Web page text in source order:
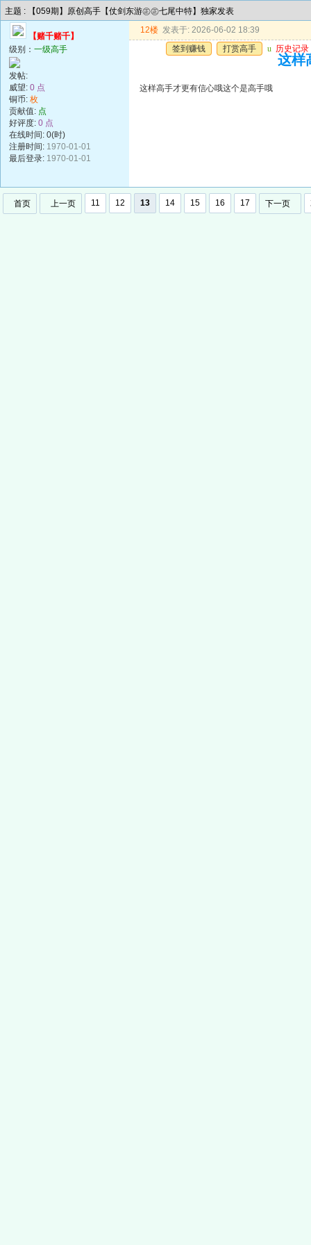
主题 : 【059期】原创高手【仗剑东游㊣㊣七尾中特】独家发表
【赌千赌千】
级别： 一级高手
发帖:
威望: 0 点
铜币: 枚
贡献值: 点
好评度: 0 点
在线时间: 0(时)
注册时间: 1970-01-01
最后登录: 1970-01-01
12楼 发表于: 2026-06-02 18:39
签到赚钱
打赏高手 u 历史记录
这样
这样高手才更有信心哦这个是高手哦
首页 上一页 11 12 13 14 15 16 17 下一页